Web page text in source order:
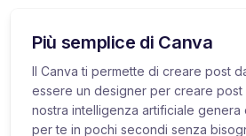
Più semplice di Canva
Il Canva ti permette di creare post
essere un designer per creare post
nostra intelligenza artificiale
per te in pochi secondi senza